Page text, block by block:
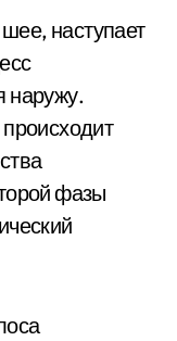
наступает
наружу.
фазы